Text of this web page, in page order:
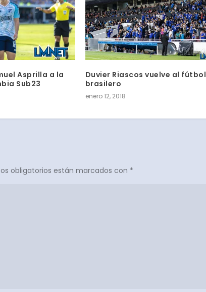
Asprilla a la
Sub23
Duvier Riascos vuelve al fútbol
brasilero
enero 12, 2018
obligatorios están marcados con *